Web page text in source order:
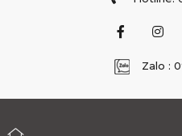
Zalo :